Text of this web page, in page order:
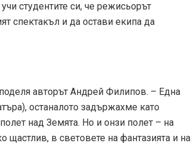
студентите си, че режисьорът
спектакъл и да остави екипа да
авторът Андрей Филипов. – Една
останалото задържахме като
над Земята. Но и онзи полет – на
в световете на фантазията и на